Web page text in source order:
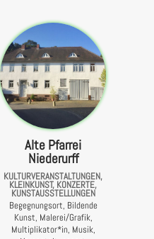
Alte Pfarrei
Niederurff
KULTURVERANSTALTUNGEN,
KLEINKUNST, KONZERTE,
KUNSTAUSSTELLUNGEN
Begegnungsort, Bildende
Kunst, Malerei/Grafik,
Multiplikator*in, Musik,